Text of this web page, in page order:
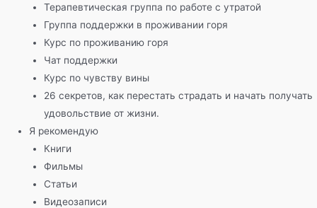
Терапевтическая группа по работе с утратой
Группа поддержки в проживании горя
Курс по проживанию горя
Чат поддержки
Курс по чувству вины
26 секретов, как перестать страдать и начать получать
удовольствие от жизни.
Я рекомендую
Книги
Фильмы
Статьи
Видеозаписи